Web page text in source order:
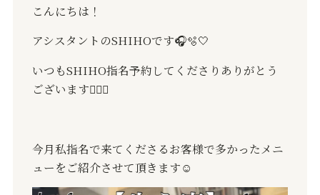
こんにちは！
アシスタントのSHIHOです🎧🫧🤍
いつもSHIHO指名予約してくださりありがとう
ございます🙇🏻‍♀️
今月私指名で来てくださるお客様で多かったメニ
ューをご紹介させて頂きます☺️